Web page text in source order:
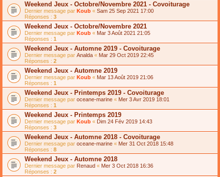
Weekend Jeux - Octobre/Novembre 2021 - Covoiturage
Dernier message par Koub « Sam 25 Sep 2021 17:00
Réponses : 3
Weekend Jeux - Octobre/Novembre 2021
Dernier message par Koub « Mar 3 Août 2021 21:05
Réponses : 1
Weekend Jeux - Automne 2019 - Covoiturage
Dernier message par Analda « Mar 29 Oct 2019 22:45
Réponses : 2
Weekend Jeux - Automne 2019
Dernier message par Koub « Mar 13 Août 2019 21:06
Réponses : 1
Weekend Jeux - Printemps 2019 - Covoiturage
Dernier message par oceane-marine « Mer 3 Avr 2019 18:01
Réponses : 1
Weekend Jeux - Printemps 2019
Dernier message par Koub « Dim 24 Fév 2019 14:43
Réponses : 3
Weekend Jeux - Automne 2018 - Covoiturage
Dernier message par oceane-marine « Mer 31 Oct 2018 15:48
Réponses : 8
Weekend Jeux - Automne 2018
Dernier message par Renaud « Mer 3 Oct 2018 16:36
Réponses : 2